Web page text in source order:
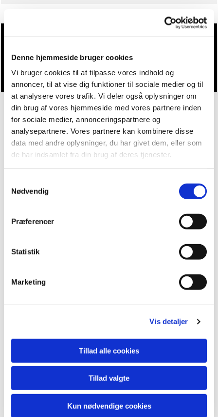
Denne hjemmeside bruger cookies
Vi bruger cookies til at tilpasse vores indhold og
annoncer, til at vise dig funktioner til sociale medier og til
at analysere vores trafik. Vi deler også oplysninger om
din brug af vores hjemmeside med vores partnere inden
for sociale medier, annonceringspartnere og
analysepartnere. Vores partnere kan kombinere disse
data med andre oplysninger, du har givet dem, eller som
de har indsamlet fra din brug af deres tjenester.
Nødvendig
Præferencer
Statistik
Marketing
Vis detaljer
Tillad alle cookies
Tillad valgte
Kun nødvendige cookies
Du vil måske også kunne lide...